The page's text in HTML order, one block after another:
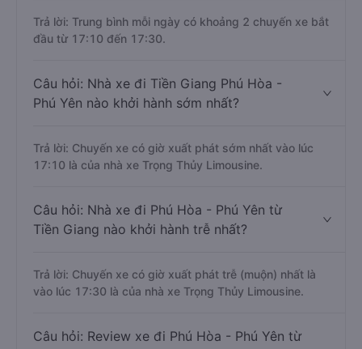
Trả lời: Trung bình mỗi ngày có khoảng 2 chuyến xe bắt
đầu từ 17:10 đến 17:30.
Câu hỏi: Nhà xe đi Tiền Giang Phú Hòa -
Phú Yên nào khởi hành sớm nhất?
Trả lời: Chuyến xe có giờ xuất phát sớm nhất vào lúc
17:10 là của nhà xe Trọng Thủy Limousine.
Câu hỏi: Nhà xe đi Phú Hòa - Phú Yên từ
Tiền Giang nào khởi hành trễ nhất?
Trả lời: Chuyến xe có giờ xuất phát trễ (muộn) nhất là
vào lúc 17:30 là của nhà xe Trọng Thủy Limousine.
Câu hỏi: Review xe đi Phú Hòa - Phú Yên từ